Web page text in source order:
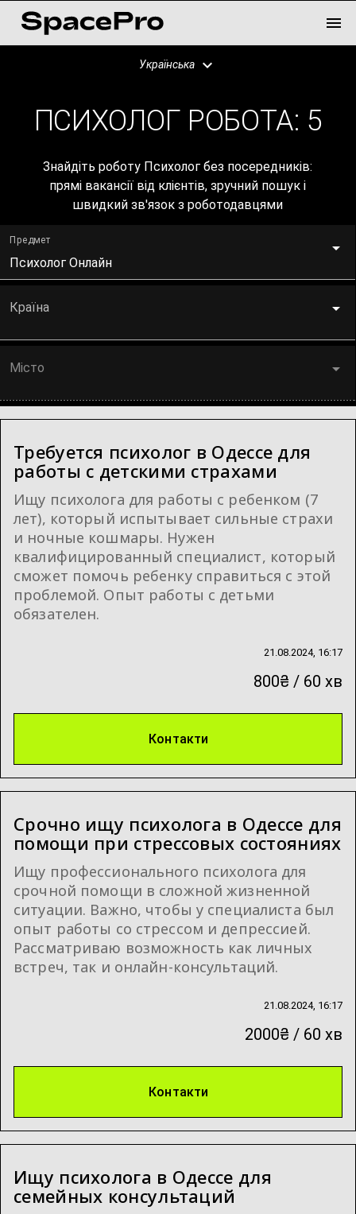
Українська
ПСИХОЛОГ РОБОТА: 5
Знайдіть роботу Психолог без посередників:
прямі вакансії від клієнтів, зручний пошук і
швидкий зв'язок з роботодавцями
Предмет
Психолог Онлайн
Країна
Місто
Требуется психолог в Одессе для
работы с детскими страхами
Ищу психолога для работы с ребенком (7
лет), который испытывает сильные страхи
и ночные кошмары. Нужен
квалифицированный специалист, который
сможет помочь ребенку справиться с этой
проблемой. Опыт работы с детьми
обязателен.
21.08.2024, 16:17
800₴ / 60 хв
Контакти
Срочно ищу психолога в Одессе для
помощи при стрессовых состояниях
Ищу профессионального психолога для
срочной помощи в сложной жизненной
ситуации. Важно, чтобы у специалиста был
опыт работы со стрессом и депрессией.
Рассматриваю возможность как личных
встреч, так и онлайн-консультаций.
21.08.2024, 16:17
2000₴ / 60 хв
Контакти
Ищу психолога в Одессе для
семейных консультаций